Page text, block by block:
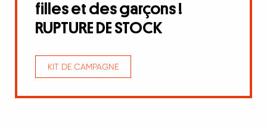
filles et des garçons !
RUPTURE DE STOCK
KIT DE CAMPAGNE